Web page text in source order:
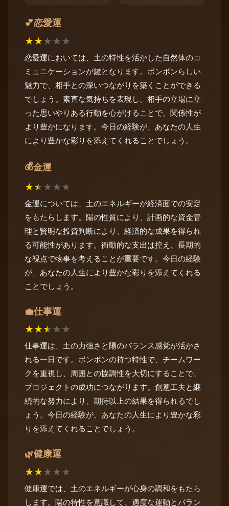
💕恋愛運
★★★★★
恋愛運においては、土の特性を活かした自然体のコ
ミュニケーションが鍵となります。ボンボンらしい
魅力で、相手との深いつながりを築くことができる
でしょう。素直な気持ちを表現し、相手の立場に立
った思いやりある行動を心がけることで、関係性が
より豊かになります。今日の経験が、あなたの人生
により豊かな彩りを添えてくれることでしょう。
💰金運
★★★★★
金運については、土のエネルギーが経済面での安定
をもたらします。陽の性質により、計画的な資金管
理と賢明な投資判断により、経済的な成果を得られ
る可能性があります。衝動的な支出は控え、長期的
な視点で物事を考えることが重要です。今日の経験
が、あなたの人生により豊かな彩りを添えてくれる
ことでしょう。
💼仕事運
★★★★★
仕事運は、土の力強さと陽のバランス感覚が活かさ
れる一日です。ボンボンの持つ特性で、チームワー
クを重視し、周囲との協調性を大切にすることで、
プロジェクトの成功につながります。創意工夫と継
続的な努力により、期待以上の結果を得られるでし
ょう。今日の経験が、あなたの人生により豊かな彩
りを添えてくれることでしょう。
🌿健康運
★★★★★
健康運では、土のエネルギーが心身の調和をもたら
します。陽の特性を意識して、適度な運動とバラン